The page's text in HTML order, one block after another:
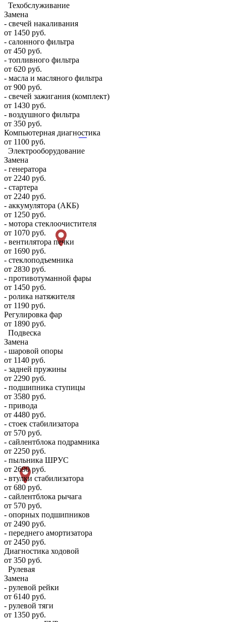
Техобслуживание
Замена
- свечей накаливания
от 1450 руб.
- салонного фильтра
от 450 руб.
- топливного фильтра
от 620 руб.
- масла и масляного фильтра
от 900 руб.
- свечей зажигания (комплект)
от 1430 руб.
- воздушного фильтра
от 350 руб.
Компьютерная диагностика
от 1100 руб.
Электрооборудование
Замена
- генератора
от 2240 руб.
- стартера
от 2240 руб.
- аккумулятора (АКБ)
от 1250 руб.
- мотора стеклоочистителя
от 1070 руб.
- вентилятора печки
от 1690 руб.
- стеклоподъемника
от 2830 руб.
- противотуманной фары
от 1450 руб.
- ролика натяжителя
от 1190 руб.
Регулировка фар
от 1890 руб.
Подвеска
Замена
- шаровой опоры
от 1140 руб.
- задней пружины
от 2290 руб.
- подшипника ступицы
от 3580 руб.
- привода
от 4480 руб.
- стоек стабилизатора
от 570 руб.
- сайлентблока подрамника
от 2250 руб.
- пыльника ШРУС
от 2690 руб.
- втулки стабилизатора
от 680 руб.
- сайлентблока рычага
от 570 руб.
- опорных подшипников
от 2490 руб.
- переднего амортизатора
от 2450 руб.
Диагностика ходовой
от 350 руб.
Рулевая
Замена
- рулевой рейки
от 6140 руб.
- рулевой тяги
от 1350 руб.